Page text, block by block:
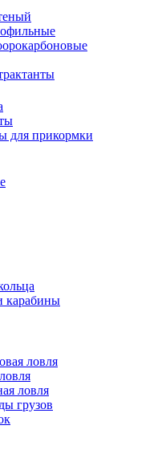
для прикормки
карабины
ловля
ловля
грузов